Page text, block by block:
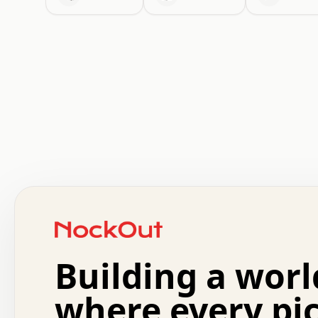
.   +   .   .   o   .   .   .   .   .   .   :   .
.   .   .   o   .   .   .   .   .   .   .   .   x   .
.   .   .   .   +   .   .   .   .   .   .   .   +
.   :   .   .   .   .   .   .   .   .   o   .   .
.   .   .   x   .   .   .   .   .   .   :   .   .   o
Building a